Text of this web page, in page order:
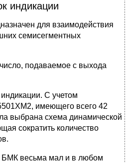
индикации
для взаимодействия
семисегментных
подаваемое с выхода
С учетом
имеющего всего 42
выбрана схема динамической
сократить количество
БМК весьма мал и в любом